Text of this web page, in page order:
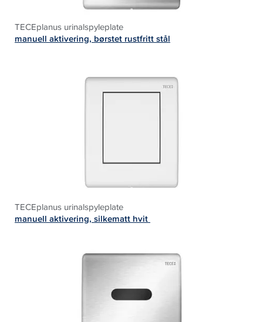
TECEplanus urinalspyleplate
manuell aktivering, børstet rustfritt stål
TECEplanus urinalspyleplate
manuell aktivering, silkematt hvit